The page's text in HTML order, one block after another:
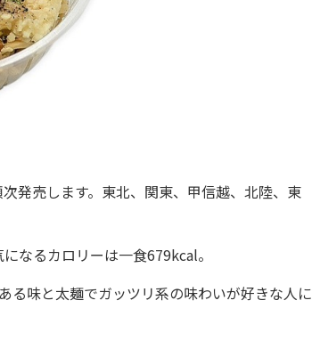
発売します。東北、関東、甲信越、北陸、東
なるカロリーは一食679kcal。
味と太麺でガッツリ系の味わいが好きな人に